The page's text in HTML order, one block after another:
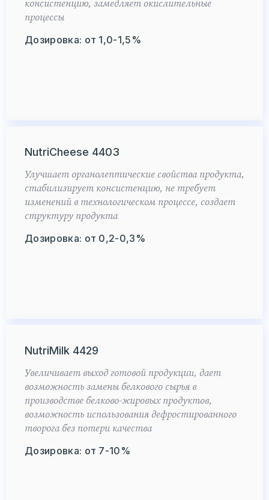
консистенцию, замедляет окислительные
процессы
Дозировка: от 1,0-1,5%
NutriCheese 4403
Улучшает органолептические свойства продукта,
стабилизирует консистенцию, не требует
изменений в технологическом процессе, создает
структуру продукта
Дозировка: от 0,2-0,3%
NutriMilk 4429
Увеличивает выход готовой продукции, дает
возможность замены белкового сырья в
производстве белково-жировых продуктов,
возможность использования дефростированного
творога без потери качества
Дозировка: от 7-10%